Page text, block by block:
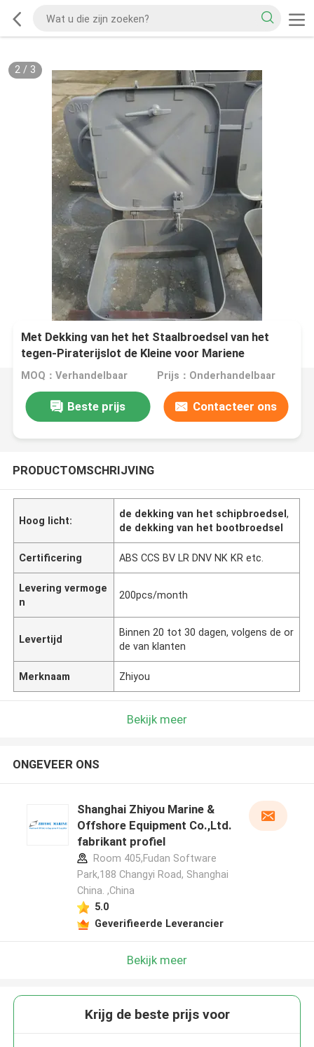
2/ 3
Met Dekking van het het Staalbroedsel van het
tegen-Piraterijslot de Kleine voor Mariene
Schepen
MOQ：Verhandelbaar Prijs：Onderhandelbaar
Beste prijs Contacteer ons
PRODUCTOMSCHRIJVING
Hoog licht:
de dekking van het schipbroedsel,
de dekking van het bootbroedsel
Certificering ABS CCS BV LR DNV NK KR etc.
Levering vermoge
n
200pcs/month
Levertijd
Binnen 20 tot 30 dagen, volgens de or
de van klanten
Merknaam Zhiyou
Bekijk meer
ONGEVEER ONS
Shanghai Zhiyou Marine &
Offshore Equipment Co.,Ltd.
fabrikant profiel
Room 405,Fudan Software
Park,188 Changyi Road, Shanghai
China. ,China
5.0
Geverifieerde Leverancier
Bekijk meer
Krijg de beste prijs voor